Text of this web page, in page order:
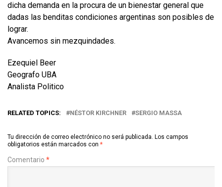
dicha demanda en la procura de un bienestar general que
dadas las benditas condiciones argentinas son posibles de
lograr.
Avancemos sin mezquindades.
Ezequiel Beer
Geografo UBA
Analista Politico
RELATED TOPICS: NÉSTOR KIRCHNER SERGIO MASSA
Tu dirección de correo electrónico no será publicada. Los campos
obligatorios están marcados con *
Comentario *